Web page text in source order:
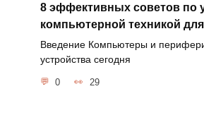
8 эффективных советов по
компьютерной техникой
Введение Компьютеры и
устройства сегодня
0 29